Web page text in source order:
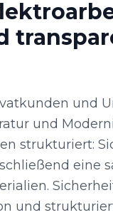
und
und
strukturiert:
eine
und